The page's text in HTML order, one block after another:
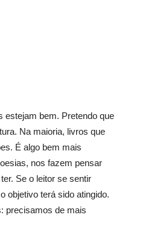
estejam bem. Pretendo que
Na maioria, livros que
É algo bem mais
nos fazem pensar
Se o leitor se sentir
objetivo terá sido atingido.
precisamos de mais